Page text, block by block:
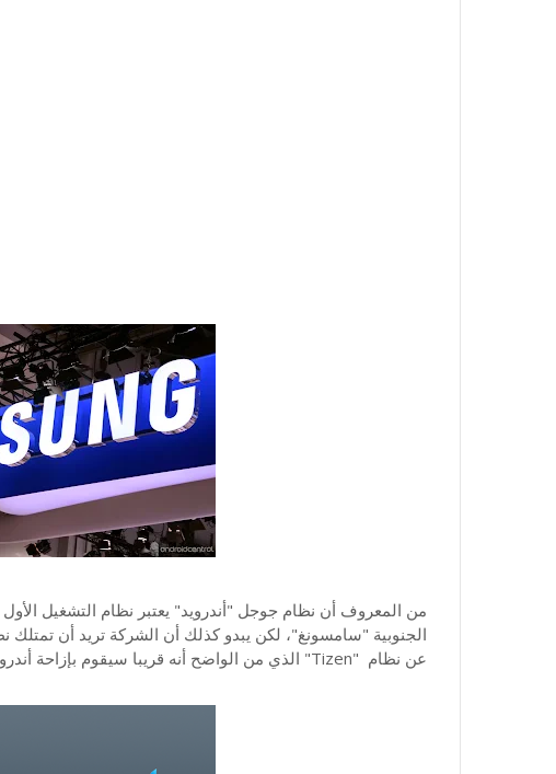
من المعروف أن نظام جوجل "أندرويد" يعتبر نظام التشغيل الأول
الجنوبية "سامسونغ"، لكن يبدو كذلك أن الشركة تريد أن
عن نظام "Tizen" الذي من الواضح أنه قريبا سيقوم بإزاحة أندرويد من الساحة.